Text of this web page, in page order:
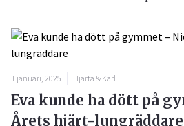
1 januari, 2025 Hjärta & Kärl
Eva kunde ha dött på
Årets hjärt-lungräddare